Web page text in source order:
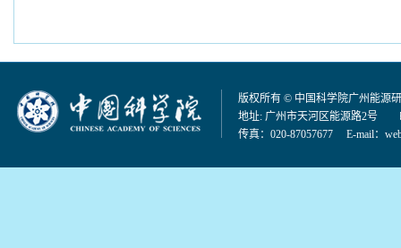
版权所有 © 中国科学院广州能源
地址: 广州市天河区能源路2号
传真：020-87057677 E-mail：